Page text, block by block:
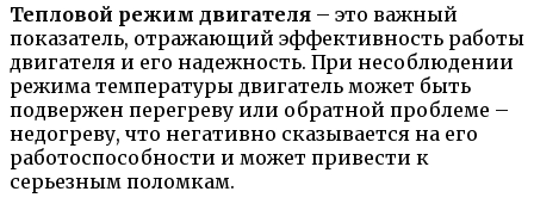
Тепловой режим двигателя – это важный
показатель, отражающий эффективность работы
двигателя и его надежность. При несоблюдении
режима температуры двигатель может быть
подвержен перегреву или обратной проблеме –
недогреву, что негативно сказывается на его
работоспособности и может привести к
серьезным поломкам.